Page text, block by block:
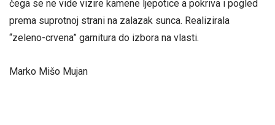
čega se ne vide vizire kamene ljepotice a pokriva i pogled
prema suprotnoj strani na zalazak sunca. Realizirala
“zeleno-crvena” garnitura do izbora na vlasti.
Marko Mišo Mujan